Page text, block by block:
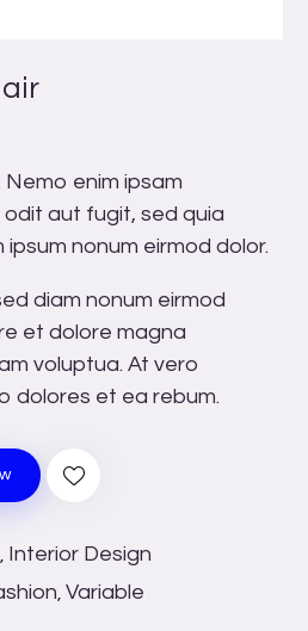
enim ipsam
aut fugit, sed quia
nonum eirmod dolor.
diam nonum eirmod
et dolore magna
voluptua. At vero
dolores et ea rebum.
Interior Design
Variable